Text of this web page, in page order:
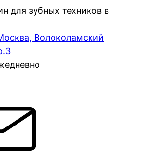
для зубных техников в
Волоколамский